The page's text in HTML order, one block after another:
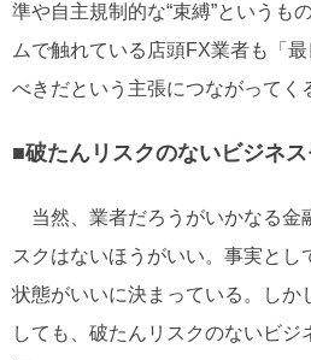
準や自主規制的な“束縛”というも
ムで触れている店頭FX業者も「
べきだという主張につながってく
■破たんリスクのないビジネ
当然、業者だろうがいかなる金
スクはないほうがいい。事実とし
状態がいいに決まっている。しか
しても、破たんリスクのないビジ